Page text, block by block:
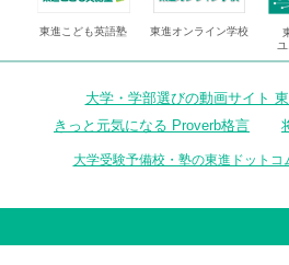
東進こども英語塾 東進オンライン学校
大学・学部選びの動画サイト
きっと元気になる Proverb格言
大学受験予備校・塾の東進ドットコ